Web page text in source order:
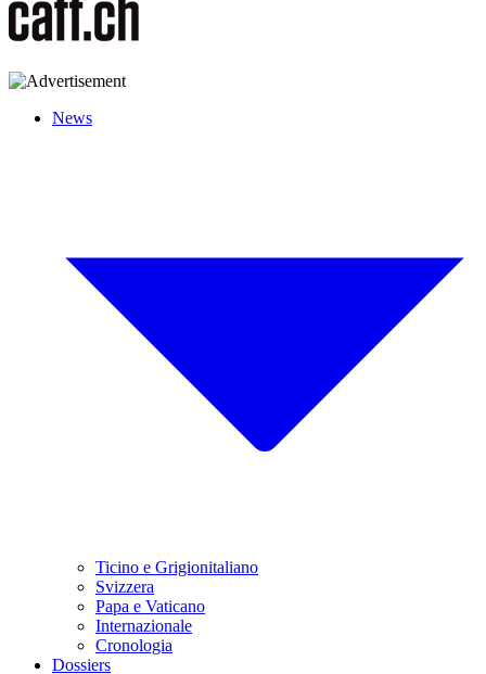
News
Ticino e Grigionitaliano
Svizzera
Papa e Vaticano
Internazionale
Cronologia
Dossiers